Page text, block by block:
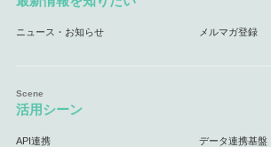
ニュース・お知らせ メルマガ登録
活用シーン
API連携 データ連携基盤